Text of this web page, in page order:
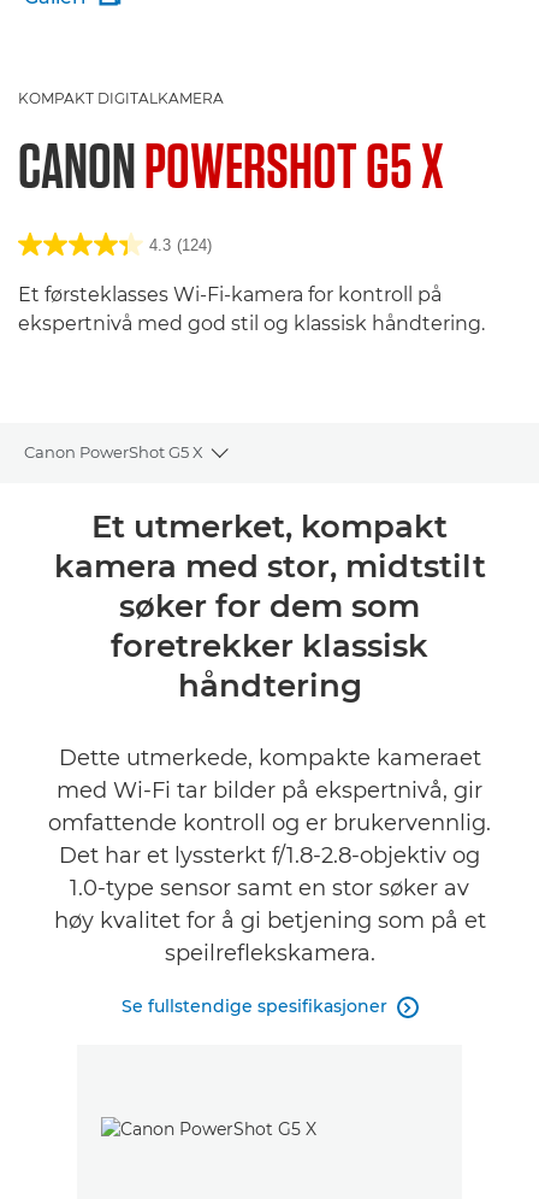
KOMPAKT DIGITALKAMERA
CANONPOWERSHOT G5 X
4.3 (124)
Et førsteklasses Wi-Fi-kamera for kontroll på
ekspertnivå med god stil og klassisk håndtering.
Canon PowerShot G5 X
Toggle breadcrumbs
Spesifikasjoner
Vurderinger
Et utmerket, kompakt
kamera med stor, midtstilt
søker for dem som
foretrekker klassisk
håndtering
Dette utmerkede, kompakte kameraet
med Wi-Fi tar bilder på ekspertnivå, gir
omfattende kontroll og er brukervennlig.
Det har et lyssterkt f/1.8-2.8-objektiv og
1.0-type sensor samt en stor søker av
høy kvalitet for å gi betjening som på et
speilreflekskamera.
Se fullstendige spesifikasjoner 